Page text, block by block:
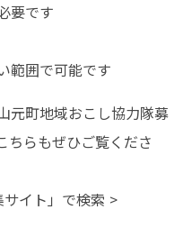
要です
範囲で可能です
元町地域おこし協力隊募
ちらもぜひご覧くださ
イト」で検索 >